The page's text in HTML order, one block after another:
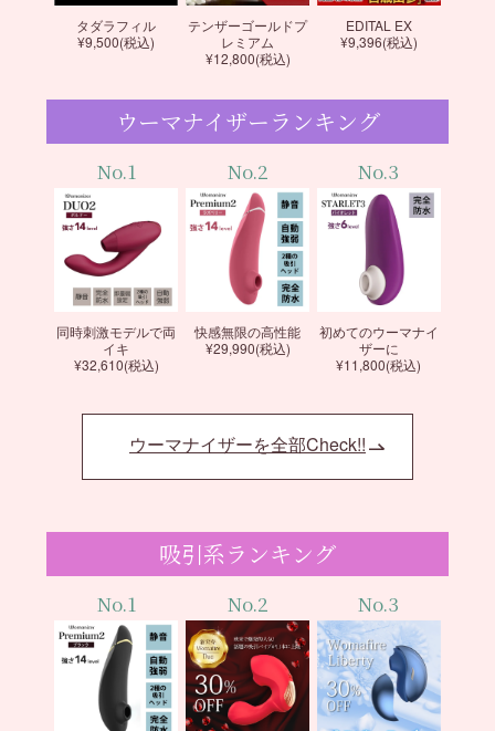
タダラフィル
¥9,500(税込)
テンザーゴールドプ
レミアム
¥12,800(税込)
EDITAL EX
¥9,396(税込)
ウーマナイザーランキング
No.1
同時刺激モデルで両
イキ
¥32,610(税込)
No.2
快感無限の高性能
¥29,990(税込)
No.3
初めてのウーマナイ
ザーに
¥11,800(税込)
ウーマナイザーを全部Check!!
吸引系ランキング
No.1 No.2 No.3